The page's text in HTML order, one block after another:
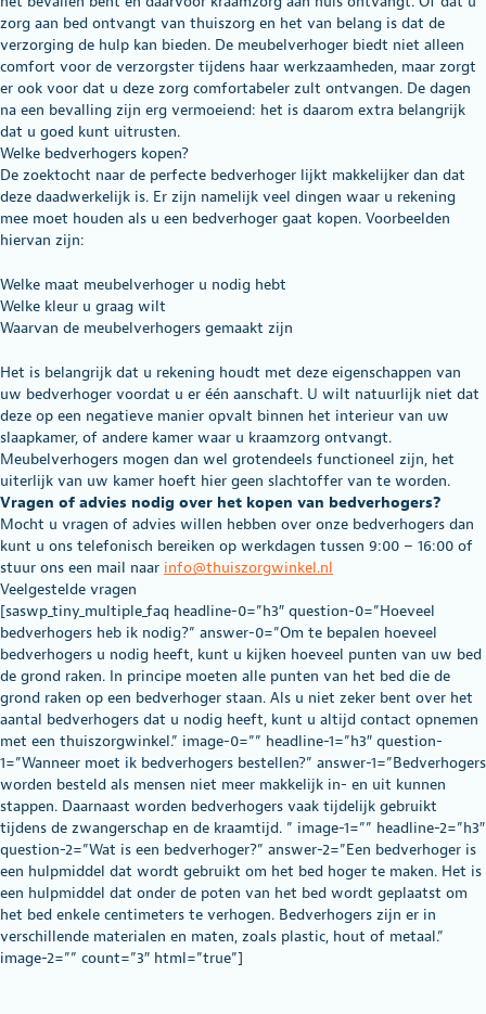
zorg aan bed ontvangt van thuiszorg en het van belang is dat de
verzorging de hulp kan bieden. De meubelverhoger biedt niet alleen
comfort voor de verzorgster tijdens haar werkzaamheden, maar zorgt
er ook voor dat u deze zorg comfortabeler zult ontvangen. De dagen
na een bevalling zijn erg vermoeiend: het is daarom extra belangrijk
dat u goed kunt uitrusten.
Welke bedverhogers kopen?
De zoektocht naar de perfecte bedverhoger lijkt makkelijker dan dat
deze daadwerkelijk is. Er zijn namelijk veel dingen waar u rekening
mee moet houden als u een bedverhoger gaat kopen. Voorbeelden
hiervan zijn:
Welke maat meubelverhoger u nodig hebt
Welke kleur u graag wilt
Waarvan de meubelverhogers gemaakt zijn
Het is belangrijk dat u rekening houdt met deze eigenschappen van
uw bedverhoger voordat u er één aanschaft. U wilt natuurlijk niet dat
deze op een negatieve manier opvalt binnen het interieur van uw
slaapkamer, of andere kamer waar u kraamzorg ontvangt.
Meubelverhogers mogen dan wel grotendeels functioneel zijn, het
uiterlijk van uw kamer hoeft hier geen slachtoffer van te worden.
Vragen of advies nodig over het kopen van bedverhogers?
Mocht u vragen of advies willen hebben over onze bedverhogers dan
kunt u ons telefonisch bereiken op werkdagen tussen 9:00 – 16:00 of
stuur ons een mail naar info@thuiszorgwinkel.nl
Veelgestelde vragen
[saswp_tiny_multiple_faq headline-0=”h3″ question-0=”Hoeveel
bedverhogers heb ik nodig?” answer-0=”Om te bepalen hoeveel
bedverhogers u nodig heeft, kunt u kijken hoeveel punten van uw bed
de grond raken. In principe moeten alle punten van het bed die de
grond raken op een bedverhoger staan. Als u niet zeker bent over het
aantal bedverhogers dat u nodig heeft, kunt u altijd contact opnemen
met een thuiszorgwinkel.” image-0=”” headline-1=”h3″ question-
1=”Wanneer moet ik bedverhogers bestellen?” answer-1=”Bedverhogers
worden besteld als mensen niet meer makkelijk in- en uit kunnen
stappen. Daarnaast worden bedverhogers vaak tijdelijk gebruikt
tijdens de zwangerschap en de kraamtijd. ” image-1=”” headline-2=”h3″
question-2=”Wat is een bedverhoger?” answer-2=”Een bedverhoger is
een hulpmiddel dat wordt gebruikt om het bed hoger te maken. Het is
een hulpmiddel dat onder de poten van het bed wordt geplaatst om
het bed enkele centimeters te verhogen. Bedverhogers zijn er in
verschillende materialen en maten, zoals plastic, hout of metaal.”
image-2=”” count=”3″ html=”true”]